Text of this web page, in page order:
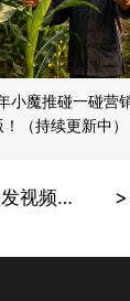
小魔推碰一碰营
（持续更新中）
田间地头！ >